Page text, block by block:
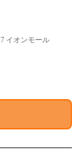
イオンモール